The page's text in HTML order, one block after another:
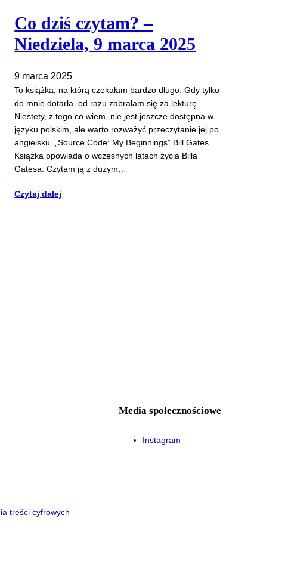
Co dziś czytam? –
Niedziela, 9 marca 2025
9 marca 2025
To książka, na którą czekałam bardzo długo. Gdy tylko
do mnie dotarła, od razu zabrałam się za lekturę.
Niestety, z tego co wiem, nie jest jeszcze dostępna w
języku polskim, ale warto rozważyć przeczytanie jej po
angielsku. „Source Code: My Beginnings” Bill Gates
Książka opowiada o wczesnych latach życia Billa
Gatesa. Czytam ją z dużym…
Czytaj dalej
Media społecznościowe
Instagram
treści cyfrowych